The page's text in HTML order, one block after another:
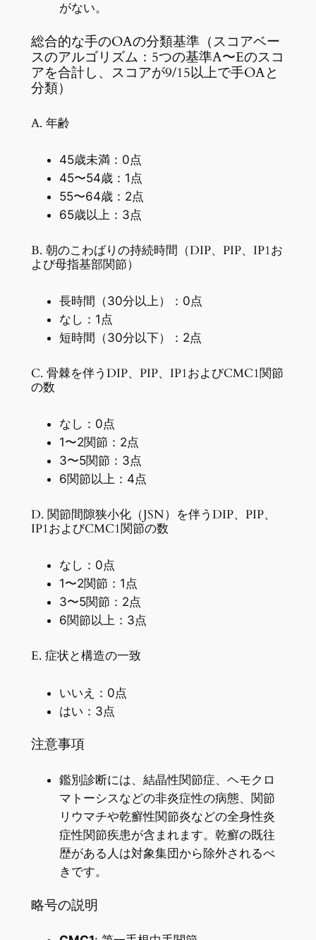
がない。
総合的な手のOAの分類基準（スコアベー
スのアルゴリズム：5つの基準A〜Eのスコ
アを合計し、スコアが9/15以上で手OAと
分類）
A. 年齢
45歳未満：0点
45〜54歳：1点
55〜64歳：2点
65歳以上：3点
B. 朝のこわばりの持続時間（DIP、PIP、IP1お
よび母指基部関節）
長時間（30分以上）：0点
なし：1点
短時間（30分以下）：2点
C. 骨棘を伴うDIP、PIP、IP1およびCMC1関節
の数
なし：0点
1〜2関節：2点
3〜5関節：3点
6関節以上：4点
D. 関節間隙狭小化（JSN）を伴うDIP、PIP、
IP1およびCMC1関節の数
なし：0点
1〜2関節：1点
3〜5関節：2点
6関節以上：3点
E. 症状と構造の一致
いいえ：0点
はい：3点
注意事項
鑑別診断には、結晶性関節症、ヘモクロ
マトーシスなどの非炎症性の病態、関節
リウマチや乾癬性関節炎などの全身性炎
症性関節疾患が含まれます。乾癬の既往
歴がある人は対象集団から除外されるべ
きです。
略号の説明